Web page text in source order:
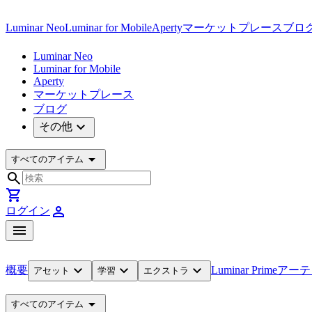
Luminar NeoLuminar for MobileApertyマーケットプレースブロ
Luminar Neo
Luminar for Mobile
Aperty
マーケットプレース
ブログ
その他 expand_more
すべてのアイテム arrow_drop_down
search
shopping_cart
ログイン person
menu
概要 アセット expand_more 学習 expand_more エクストラ expand_more Luminar Primeアー
すべてのアイテム arrow_drop_down